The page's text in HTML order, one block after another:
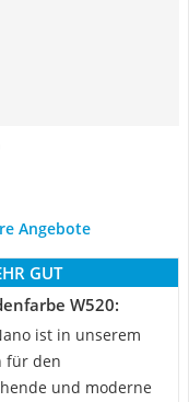
Angebote
GUT
W520:
ist in unserem
für den
und moderne